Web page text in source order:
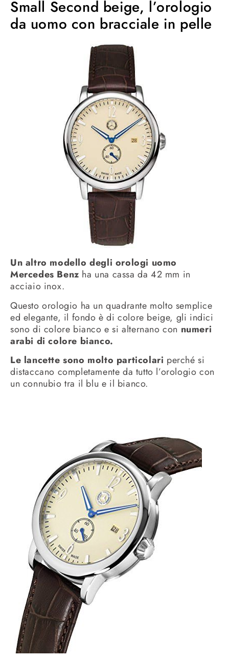
Small Second beige, l’orologio
da uomo con bracciale in pelle
Un altro modello degli orologi uomo
Mercedes Benz ha una cassa da 42 mm in
acciaio inox.
Questo orologio ha un quadrante molto semplice
ed elegante, il fondo è di colore beige, gli indici
sono di colore bianco e si alternano con numeri
arabi di colore bianco.
Le lancette sono molto particolari perché si
distaccano completamente da tutto l’orologio con
un connubio tra il blu e il bianco.